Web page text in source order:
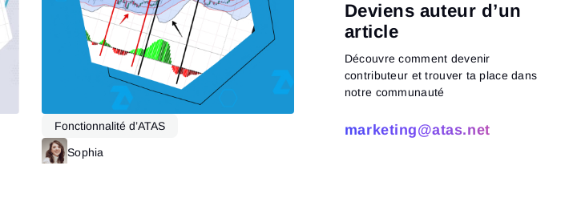
Fonctionnalité d’ATAS
Sophia
Deviens auteur d’un
article
Découvre comment devenir
contributeur et trouver ta place dans
notre communauté
marketing@atas.net